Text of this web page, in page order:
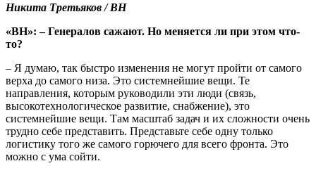
Никита Третьяков / ВН
«ВН»: – Генералов сажают. Но меняется ли при этом что-
то?
– Я думаю, так быстро изменения не могут пройти от самого
верха до самого низа. Это системнейшие вещи. Те
направления, которым руководили эти люди (связь,
высокотехнологическое развитие, снабжение), это
системнейшие вещи. Там масштаб задач и их сложности очень
трудно себе представить. Представьте себе одну только
логистику того же самого горючего для всего фронта. Это
можно с ума сойти.